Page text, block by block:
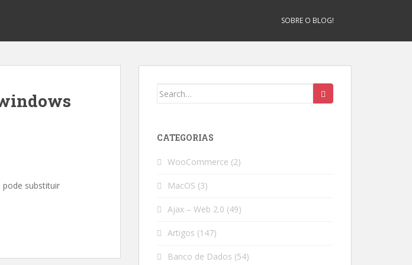
SOBRE O BLOG!
pode substituir
Search
CATEGORIAS
WooCommerce (2)
MacOS (3)
Ajax – Web 2.0 (49)
Artigos (147)
Banco de Dados (54)